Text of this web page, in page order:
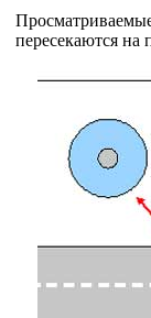
пересекаются на